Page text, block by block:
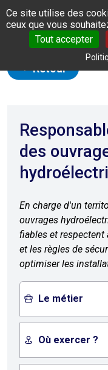
Panneau de gestion des
Ce site utilise des
ceux que vous
Tout accepter
Retour
Responsable
des
En charge d'un
ouvrages
fiables et
et les règles de
optimiser les
Le métier
Où exercer ?